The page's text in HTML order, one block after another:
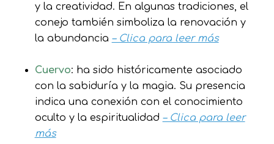
y la creatividad. En algunas tradiciones, el
conejo también simboliza la renovación y
la abundancia – Clica para leer más
Cuervo: ha sido históricamente asociado
con la sabiduría y la magia. Su presencia
indica una conexión con el conocimiento
oculto y la espiritualidad – Clica para leer
más